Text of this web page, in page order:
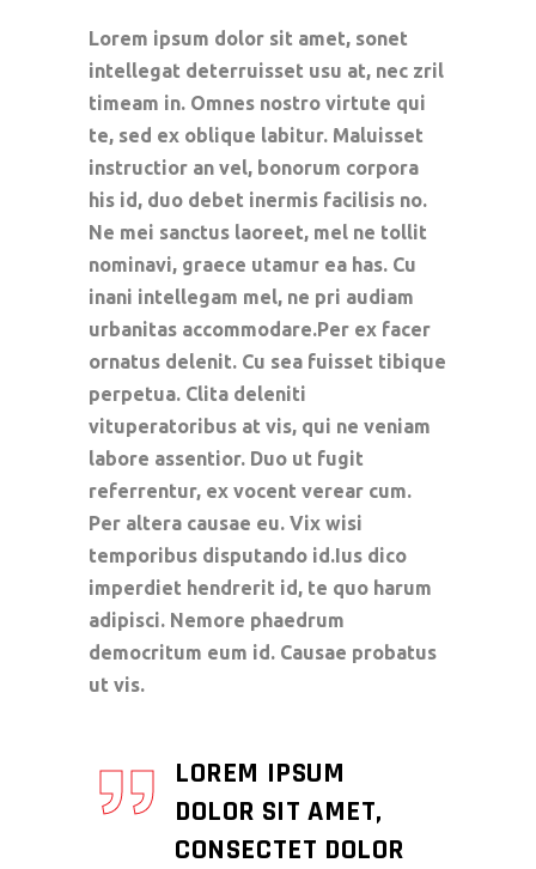
Lorem ipsum dolor sit amet, sonet
intellegat deterruisset usu at, nec zril
timeam in. Omnes nostro virtute qui
te, sed ex oblique labitur. Maluisset
instructior an vel, bonorum corpora
his id, duo debet inermis facilisis no.
Ne mei sanctus laoreet, mel ne tollit
nominavi, graece utamur ea has. Cu
inani intellegam mel, ne pri audiam
urbanitas accommodare.Per ex facer
ornatus delenit. Cu sea fuisset tibique
perpetua. Clita deleniti
vituperatoribus at vis, qui ne veniam
labore assentior. Duo ut fugit
referrentur, ex vocent verear cum.
Per altera causae eu. Vix wisi
temporibus disputando id.Ius dico
imperdiet hendrerit id, te quo harum
adipisci. Nemore phaedrum
democritum eum id. Causae probatus
ut vis.
LOREM IPSUM
DOLOR SIT AMET,
CONSECTET DOLOR